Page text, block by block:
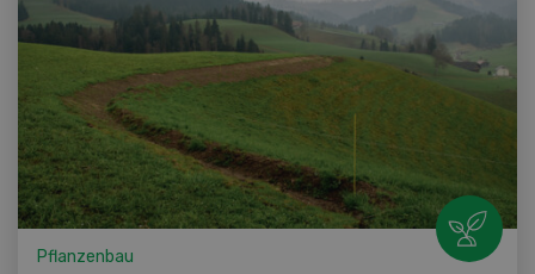
Pflanzenbau